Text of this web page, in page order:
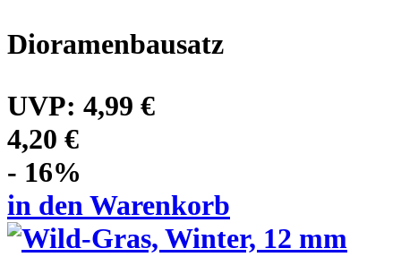
Dioramenbausatz
UVP: 4,99 €
4,20 €
- 16%
in den Warenkorb